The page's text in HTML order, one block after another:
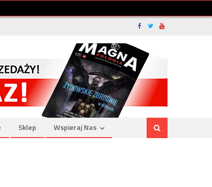
Sklep Wspieraj Nas